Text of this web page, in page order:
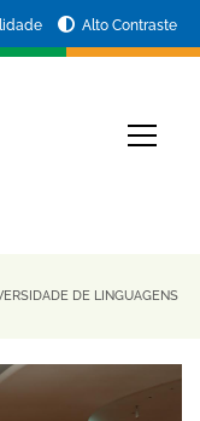
Alto Contraste
DE LINGUAGENS